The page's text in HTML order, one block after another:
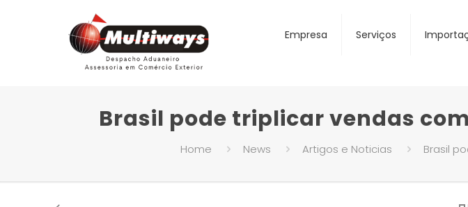
Empresa Serviços
Brasil pode triplicar vendas
Home News Artigos e Noticias Brasil